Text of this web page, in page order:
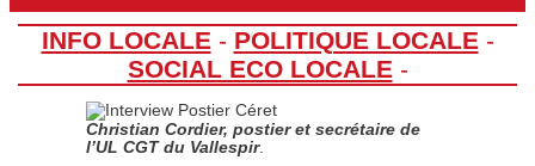
INFO LOCALE- POLITIQUE LOCALE-
SOCIAL ECO LOCALE-
Christian Cordier, postier et secrétaire de
l’UL CGT du Vallespir.